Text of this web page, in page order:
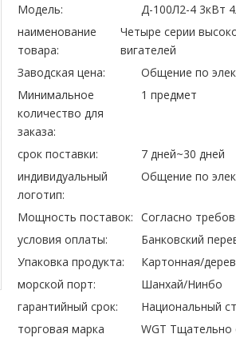
Модель:
Д-100Л2-4 3кВт
наименование
товара:
Четыре серии
вигателей
Заводская цена:
Общение по
Минимальное
количество для
заказа:
1 предмет
срок поставки:
7 дней~30 дней
индивидуальный
логотип:
Общение по
Мощность поставок: Согласно
условия оплаты:
Банковский
Упаковка продукта:
Картонная/
морской порт:
Шанхай/Нинбо
гарантийный срок:
Национальный
торговая марка
WGT Тщательно